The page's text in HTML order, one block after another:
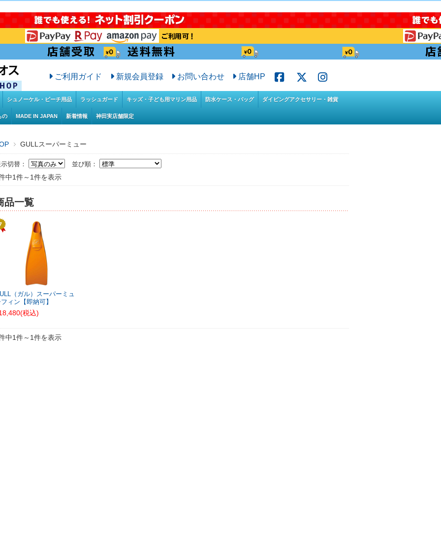
ご利用ガイド 新規会員登録 お問い合わせ 店舗HP
シュノーケル・ビーチ用品 ラッシュガード キッズ・子ども用マリン用品 防水ケース・バッグ ダイビングアクセサリー・雑貨
の MADE IN JAPAN 新着情報 神田実店舗限定
GULLスーパーミュー
切替： 並び順：
中1件～1件を表示
品一覧
（ガル）スーパーミュ
ィン【即納可】
(税込)
中1件～1件を表示